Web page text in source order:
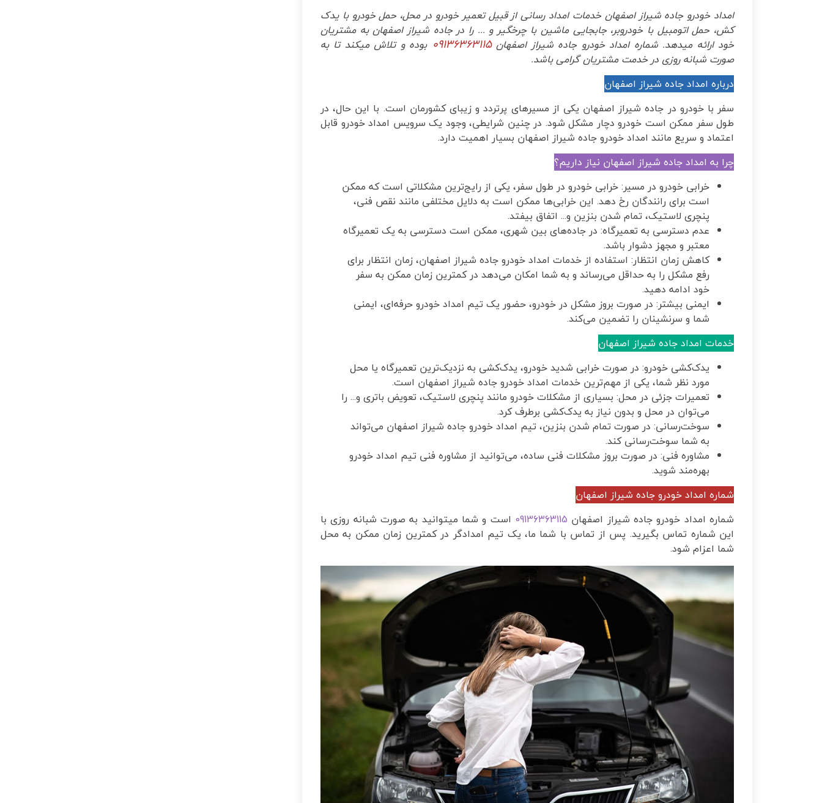
امداد خودرو جاده شیراز اصفهان خدمات امداد رسانی از قبیل تعمیر خودرو در محل، حمل خودرو با یدک
کش، حمل اتومبیل با خودروبر، جابجایی ماشین با چرخگیر و ... را در جاده شیراز اصفهان به مشتریان
خود ارائه میدهد. شماره امداد خودرو جاده شیراز اصفهان09136363115 بوده و تلاش میکند تا به
صورت شبانه روزی در خدمت مشتریان گرامی باشد.
درباره امداد جاده شیراز اصفهان
سفر با خودرو در جاده شیراز اصفهان یکی از مسیرهای پرتردد و زیبای کشورمان است. با این حال، در
طول سفر ممکن است خودرو دچار مشکل شود. در چنین شرایطی، وجود یک سرویس امداد خودرو قابل
اعتماد و سریع مانند امداد خودرو جاده شیراز اصفهان بسیار اهمیت دارد.
چرا به امداد جاده شیراز اصفهان نیاز داریم؟
خرابی خودرو در مسیر: خرابی خودرو در طول سفر، یکی از رایج‌ترین مشکلاتی است که ممکن
است برای رانندگان رخ دهد. این خرابی‌ها ممکن است به دلایل مختلفی مانند نقص فنی،
پنچری لاستیک، تمام شدن بنزین و... اتفاق بیفتد.
عدم دسترسی به تعمیرگاه: در جاده‌های بین شهری، ممکن است دسترسی به یک تعمیرگاه
معتبر و مجهز دشوار باشد.
کاهش زمان انتظار: استفاده از خدمات امداد خودرو جاده شیراز اصفهان، زمان انتظار برای
رفع مشکل را به حداقل می‌رساند و به شما امکان می‌دهد در کمترین زمان ممکن به سفر
خود ادامه دهید.
ایمنی بیشتر: در صورت بروز مشکل در خودرو، حضور یک تیم امداد خودرو حرفه‌ای، ایمنی
شما و سرنشینان را تضمین می‌کند.
خدمات امداد جاده شیراز اصفهان
یدک‌کشی خودرو: در صورت خرابی شدید خودرو، یدک‌کشی به نزدیک‌ترین تعمیرگاه یا محل
مورد نظر شما، یکی از مهم‌ترین خدمات امداد خودرو جاده شیراز اصفهان است.
تعمیرات جزئی در محل: بسیاری از مشکلات خودرو مانند پنچری لاستیک، تعویض باتری و... را
می‌توان در محل و بدون نیاز به یدک‌کشی برطرف کرد.
سوخت‌رسانی: در صورت تمام شدن بنزین، تیم امداد خودرو جاده شیراز اصفهان می‌تواند
به شما سوخت‌رسانی کند.
مشاوره فنی: در صورت بروز مشکلات فنی ساده، می‌توانید از مشاوره فنی تیم امداد خودرو
بهره‌مند شوید.
شماره امداد خودرو جاده شیراز اصفهان
شماره امداد خودرو جاده شیراز اصفهان 09136363115 است و شما میتوانید به صورت شبانه روزی با
این شماره تماس بگیرید. پس از تماس با شما ما، یک تیم امدادگر در کمترین زمان ممکن به محل
شما اعزام شود.